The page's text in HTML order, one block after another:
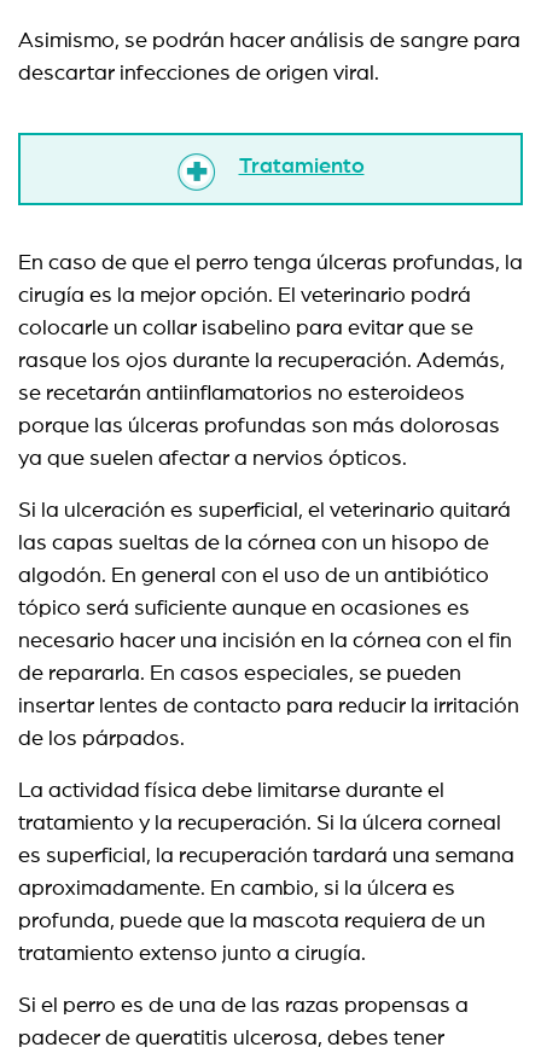
Asimismo, se podrán hacer análisis de sangre para
descartar infecciones de origen viral.
Tratamiento
En caso de que el perro tenga úlceras profundas, la
cirugía es la mejor opción. El veterinario podrá
colocarle un collar isabelino para evitar que se
rasque los ojos durante la recuperación. Además,
se recetarán antiinflamatorios no esteroideos
porque las úlceras profundas son más dolorosas
ya que suelen afectar a nervios ópticos.
Si la ulceración es superficial, el veterinario quitará
las capas sueltas de la córnea con un hisopo de
algodón. En general con el uso de un antibiótico
tópico será suficiente aunque en ocasiones es
necesario hacer una incisión en la córnea con el fin
de repararla. En casos especiales, se pueden
insertar lentes de contacto para reducir la irritación
de los párpados.
La actividad física debe limitarse durante el
tratamiento y la recuperación. Si la úlcera corneal
es superficial, la recuperación tardará una semana
aproximadamente. En cambio, si la úlcera es
profunda, puede que la mascota requiera de un
tratamiento extenso junto a cirugía.
Si el perro es de una de las razas propensas a
padecer de queratitis ulcerosa, debes tener